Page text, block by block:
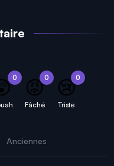
0 0
😡
Fâché
0
😢
Triste
Anciennes